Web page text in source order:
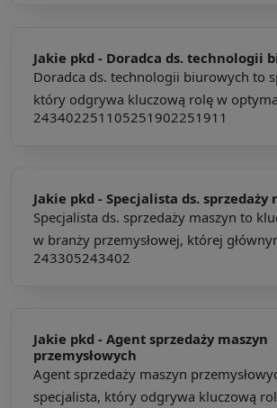
Jakie pkd - Doradca ds. technologii
Doradca ds. technologii biurowych to
który odgrywa kluczową rolę w
243402251105251902251911
Jakie pkd - Specjalista ds. sprzedaży
Specjalista ds. sprzedaży maszyn to
w branży przemysłowej, której
243305243402
Jakie pkd - Agent sprzedaży maszyn
przemysłowych
Agent sprzedaży maszyn
specjalista, który odgrywa kluczową